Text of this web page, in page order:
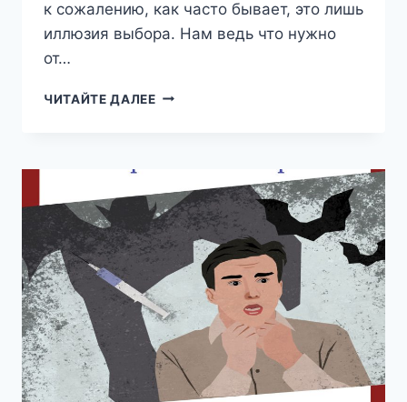
к сожалению, как часто бывает, это лишь
иллюзия выбора. Нам ведь что нужно
от…
ЧИТАЙТЕ ДАЛЕЕО